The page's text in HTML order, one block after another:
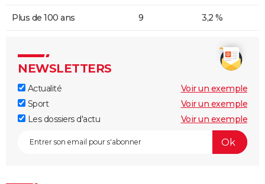
Plus de 100 ans 9 3,2 %
NEWSLETTERS
Actualité
Voir un exemple
Sport
Voir un exemple
Les dossiers d'actu
Voir un exemple